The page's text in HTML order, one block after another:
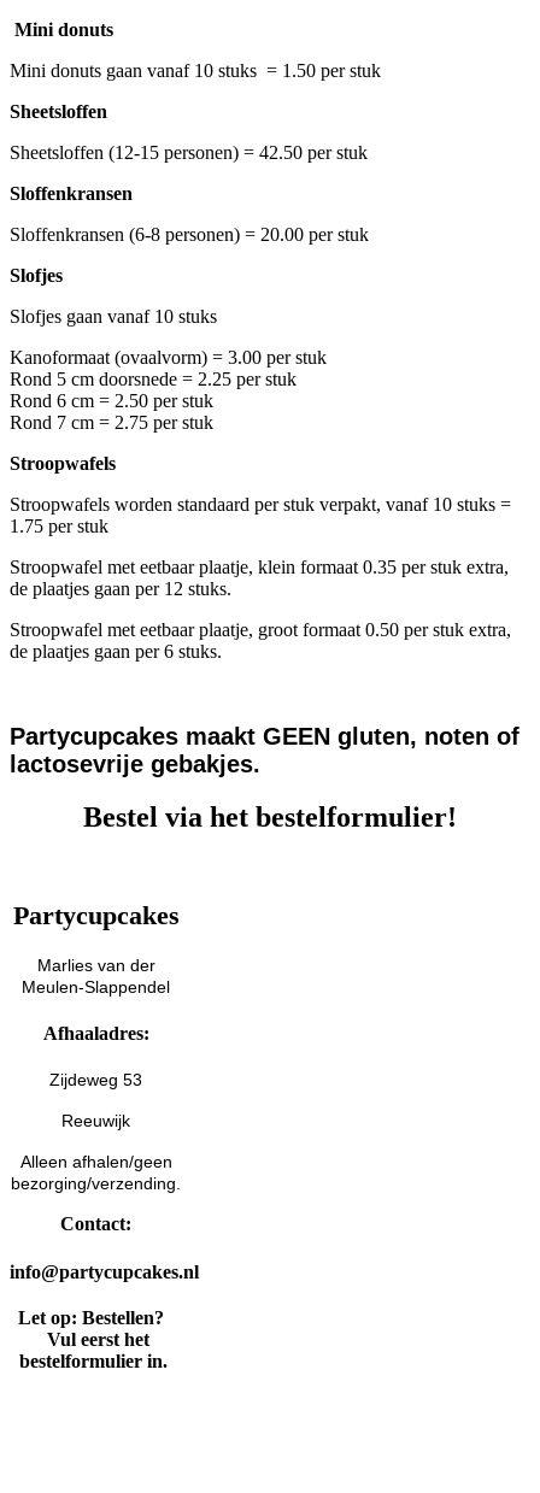
Mini donuts
Mini donuts gaan vanaf 10 stuks = 1.50 per stuk
Sheetsloffen
Sheetsloffen (12-15 personen) = 42.50 per stuk
Sloffenkransen
Sloffenkransen (6-8 personen) = 20.00 per stuk
Slofjes
Slofjes gaan vanaf 10 stuks
Kanoformaat (ovaalvorm) = 3.00 per stuk
Rond 5 cm doorsnede = 2.25 per stuk
Rond 6 cm = 2.50 per stuk
Rond 7 cm = 2.75 per stuk
Stroopwafels
Stroopwafels worden standaard per stuk verpakt, vanaf 10 stuks =
1.75 per stuk
Stroopwafel met eetbaar plaatje, klein formaat 0.35 per stuk extra,
de plaatjes gaan per 12 stuks.
Stroopwafel met eetbaar plaatje, groot formaat 0.50 per stuk extra,
de plaatjes gaan per 6 stuks.
Partycupcakes maakt GEEN gluten, noten of
lactosevrije gebakjes.
Bestel via het bestelformulier!
Partycupcakes
Marlies van der
Meulen-Slappendel
Afhaaladres:
Zijdeweg 53
Reeuwijk
Alleen afhalen/geen
bezorging/verzending.
Contact:
info@partycupcakes.nl
Let op: Bestellen?
Vul eerst het
bestelformulier in.